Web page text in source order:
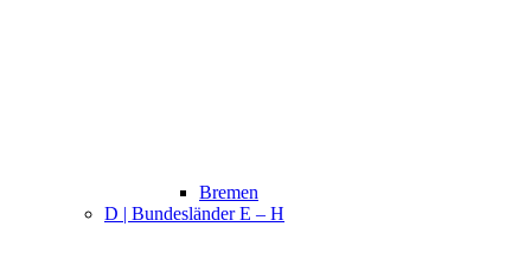
Bremen
D | Bundesländer E – H